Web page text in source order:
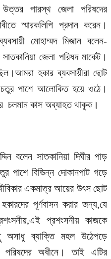
উত্তর পারস্থ জেলা পরিষদের
স্মারকলিপি প্রদান করেন।
মোহাম্মদ মিজান বলেন-
সাতকানিয়া জেলা পরিষদ মার্কেট।
হকার ব্যবসায়ীরা ছোট
পাশে আলোকিত হয়ে ওঠে।
চলমান কাস অব্যাহত থাকুক।
বলেন সাতকানিয়া দিঘীর পাড়
পাশে বিভিন্ন দোকানপাট গড়ে
একমাত্র আয়ের উৎস ছোট
পূর্ণবাসন করার জন্য,যে
প্রশংসনীয় কাজকে
অসাধু ব্যাক্তি মহল উঠেপড়ে
পরিষদের অধীনে। তাই এটির